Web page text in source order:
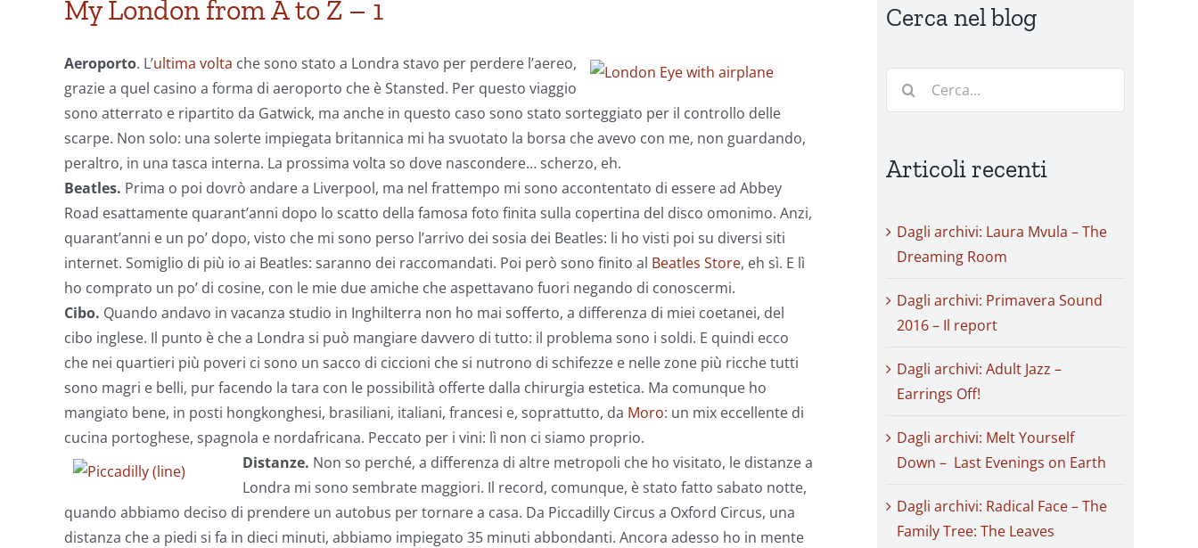
My London from A to Z – 1
Aeroporto. L’ultima volta che sono stato a Londra stavo per perdere l’aereo,
grazie a quel casino a forma di aeroporto che è Stansted. Per questo viaggio
sono atterrato e ripartito da Gatwick, ma anche in questo caso sono stato sorteggiato per il controllo delle
scarpe. Non solo: una solerte impiegata britannica mi ha svuotato la borsa che avevo con me, non guardando,
peraltro, in una tasca interna. La prossima volta so dove nascondere… scherzo, eh.
Beatles. Prima o poi dovrò andare a Liverpool, ma nel frattempo mi sono accontentato di essere ad Abbey
Road esattamente quarant’anni dopo lo scatto della famosa foto finita sulla copertina del disco omonimo. Anzi,
quarant’anni e un po’ dopo, visto che mi sono perso l’arrivo dei sosia dei Beatles: li ho visti poi su diversi siti
internet. Somiglio di più io ai Beatles: saranno dei raccomandati. Poi però sono finito al Beatles Store, eh sì. E lì
ho comprato un po’ di cosine, con le mie due amiche che aspettavano fuori negando di conoscermi.
Cibo. Quando andavo in vacanza studio in Inghilterra non ho mai sofferto, a differenza di miei coetanei, del
cibo inglese. Il punto è che a Londra si può mangiare davvero di tutto: il problema sono i soldi. E quindi ecco
che nei quartieri più poveri ci sono un sacco di ciccioni che si nutrono di schifezze e nelle zone più ricche tutti
sono magri e belli, pur facendo la tara con le possibilità offerte dalla chirurgia estetica. Ma comunque ho
mangiato bene, in posti hongkonghesi, brasiliani, italiani, francesi e, soprattutto, da Moro: un mix eccellente di
cucina portoghese, spagnola e nordafricana. Peccato per i vini: lì non ci siamo proprio.
Distanze. Non so perché, a differenza di altre metropoli che ho visitato, le distanze a
Londra mi sono sembrate maggiori. Il record, comunque, è stato fatto sabato notte,
quando abbiamo deciso di prendere un autobus per tornare a casa. Da Piccadilly Circus a Oxford Circus, una
distanza che a piedi si fa in dieci minuti, abbiamo impiegato 35 minuti abbondanti. Ancora adesso ho in mente
Cerca nel blog
Cerca
Articoli recenti
Dagli archivi: Laura Mvula – The
Dreaming Room
Dagli archivi: Primavera Sound
2016 – Il report
Dagli archivi: Adult Jazz –
Earrings Off!
Dagli archivi: Melt Yourself
Down – Last Evenings on Earth
Dagli archivi: Radical Face – The
Family Tree: The Leaves